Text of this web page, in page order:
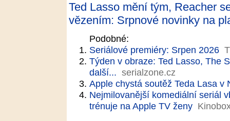
Ted Lasso mění tým, Reacher
vězením: Srpnové novinky na
Podobné:
Seriálové premiéry: Srpen 2026
Týden v obraze: Ted Lasso, The
další... serialzone.cz
Apple chystá soutěž Teda Lasa v
Nejmilovanější komediální seriál
trénuje na Apple TV ženy